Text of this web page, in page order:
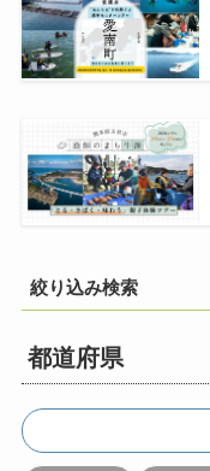
絞り込み検索
都道府県